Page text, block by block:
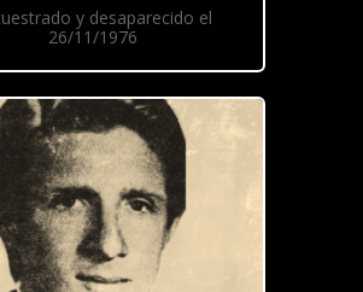
y desaparecido el
26/11/1976